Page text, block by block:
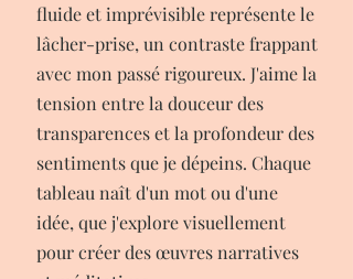
fluide et imprévisible représente le
lâcher-prise, un contraste frappant
avec mon passé rigoureux. J'aime la
tension entre la douceur des
transparences et la profondeur des
sentiments que je dépeins. Chaque
tableau naît d'un mot ou d'une
idée, que j'explore visuellement
pour créer des œuvres narratives